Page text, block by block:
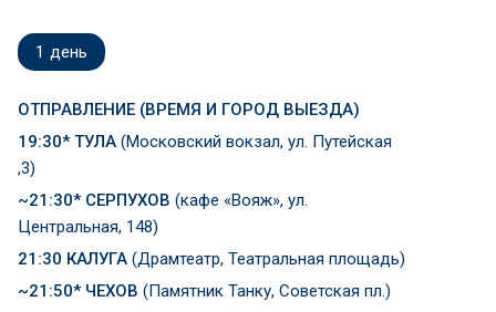
1 день
ОТПРАВЛЕНИЕ (ВРЕМЯ И ГОРОД ВЫЕЗДА)
19:30* ТУЛА (Московский вокзал, ул. Путейская
,3)
~21:30* СЕРПУХОВ (кафе «Вояж», ул.
Центральная, 148)
21:30 КАЛУГА (Драмтеатр, Театральная площадь)
~21:50* ЧЕХОВ (Памятник Танку, Советская пл.)